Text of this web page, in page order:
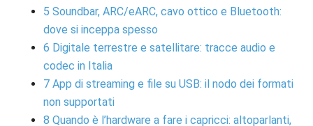
5 Soundbar, ARC/eARC, cavo ottico e Bluetooth:
dove si inceppa spesso
6 Digitale terrestre e satellitare: tracce audio e
codec in Italia
7 App di streaming e file su USB: il nodo dei formati
non supportati
8 Quando è l’hardware a fare i capricci: altoparlanti,